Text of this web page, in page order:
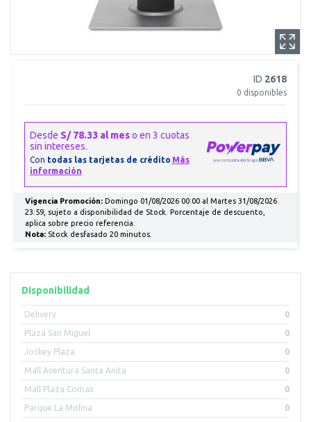
Disponibilidad
Delivery 0
Plaza San Miguel 0
Jockey Plaza 0
Mall Aventura Santa Anita 0
Mall Plaza Comas 0
Parque La Molina 0
ID 2618
0 disponibles
Vigencia Promoción:Domingo 01/08/2026 00:00 al Martes 31/08/2026
23:59, sujeto a disponibilidad de Stock. Porcentaje de descuento,
aplica sobre precio referencia.
Nota:Stock desfasado 20 minutos.